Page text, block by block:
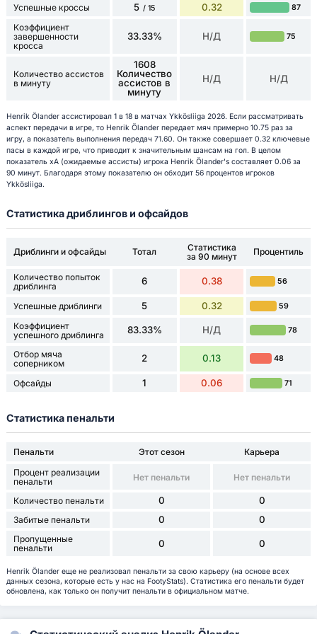
Успешные кроссы 5 / 15 0.32 87
Коэффициент
завершенности
кросса
33.33% Н/Д 75
Количество ассистов
в минуту
1608
Количество
ассистов в
минуту
Н/Д Н/Д
Henrik Ölander ассистировал 1 в 18 в матчах Ykkösliiga 2026. Если рассматривать
аспект передачи в игре, то Henrik Ölander передает мяч примерно 10.75 раз за
игру, а показатель выполнения передач 71.60. Он также совершает 0.32 ключевые
пасы в каждой игре, что приводит к значительным шансам на гол. В целом
показатель xA (ожидаемые ассисты) игрока Henrik Ölander's составляет 0.06 за
90 минут. Благодаря этому показателю он обходит 56 процентов игроков
Ykkösliiga.
Статистика дриблингов и офсайдов
Дриблинги и офсайды Тотал
Статистика
за 90 минут
Процентиль
Количество попыток
дриблинга
6 0.38 56
Успешные дриблинги 5 0.32 59
Коэффициент
успешного дриблинга
83.33% Н/Д 78
Отбор мяча
соперником
2 0.13 48
Офсайды 1 0.06 71
Статистика пенальти
Пенальти Этот сезон
Карьера
Процент реализации
пенальти
Нет пенальти Нет пенальти
Количество пенальти 0 0
Забитые пенальти 0 0
Пропущенные
пенальти
0 0
Henrik Ölander еще не реализовал пенальти за свою карьеру (на основе всех
данных сезона, которые есть у нас на FootyStats). Статистика его пенальти будет
обновлена, как только он получит пенальти в официальном матче.